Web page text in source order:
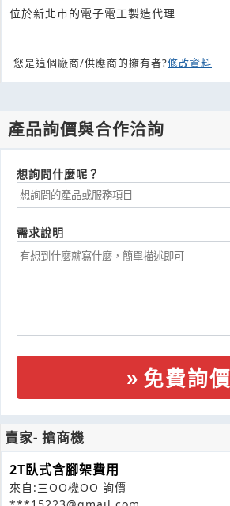
位於新北市的電子電工製造代理
您是這個廠商/供應商的擁有者?修改資料
產品詢價與合作洽詢
想詢問什麼呢？
需求說明
免費詢價
賣家- 搶商機
2T臥式含腳架費用
來自:三OO機OO 詢價